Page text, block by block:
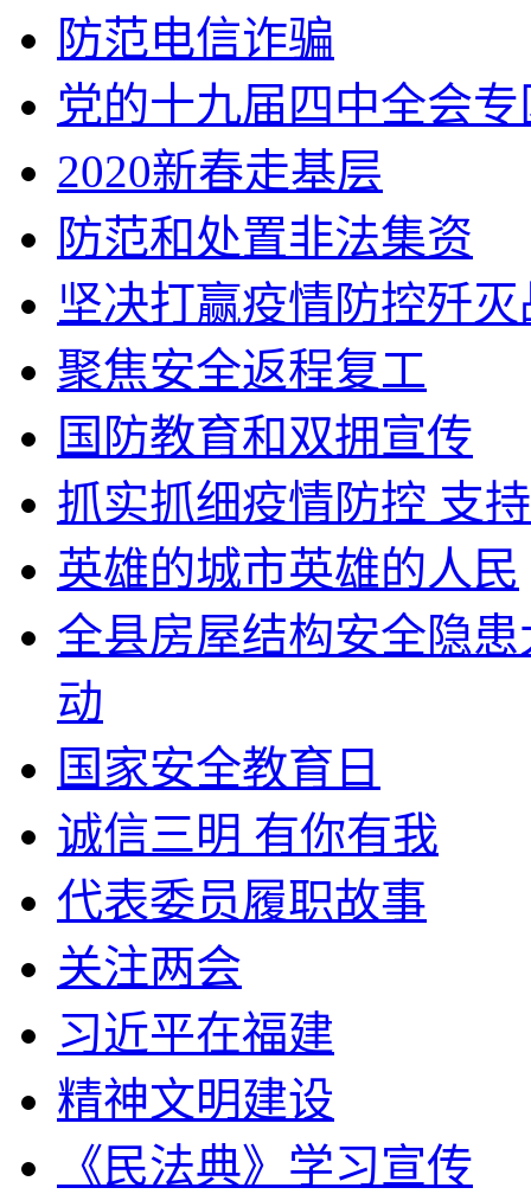
防范电信诈骗
党的十九届四中全会专
2020新春走基层
防范和处置非法集资
坚决打赢疫情防控歼灭
聚焦安全返程复工
国防教育和双拥宣传
抓实抓细疫情防控 支
英雄的城市英雄的人民
全县房屋结构安全隐
动
国家安全教育日
诚信三明 有你有我
代表委员履职故事
关注两会
习近平在福建
精神文明建设
《民法典》学习宣传